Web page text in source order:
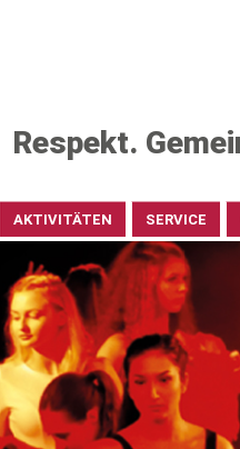
Respekt.
AKTIVITÄTEN SERVICE